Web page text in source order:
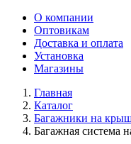
О компании
Оптовикам
Доставка и оплата
Установка
Магазины
Главная
Каталог
Багажники на
Багажная система